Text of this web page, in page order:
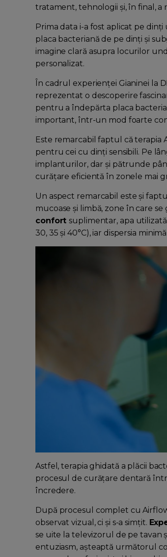
tratament, tehnologii și, în final, a
Prima data i-a fost aplicat pe
placa bacteriană de pe dinți și
imagine clară asupra locurilor
personalizat.
În cadrul experienței Gianinei la
reprezentat o descoperire
pentru a îndepărta placa
important, într-un mod foarte
Este remarcabil faptul că terapia
pentru cei cu dinți sensibili. Pe
implanturilor, dar și pătrunde
curățare eficientă în zonele mai
Un aspect remarcabil este și
mucoase și limbă, zone în care
confortsuplimentar, apa
30, 35 și 40°C), iar dispersia
Astfel, terapia ghidată a plăcii
procesul de curățare dentară
încredere.
După procesul complet cu
observat vizual, ci și s-a simțit.
se uite la televizorul de pe tavan
entuziasm, așteaptă următorul